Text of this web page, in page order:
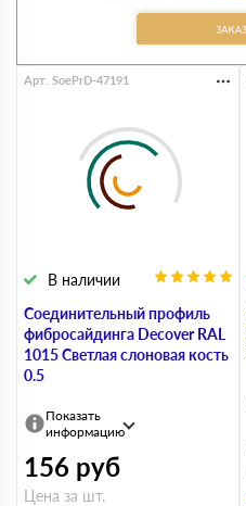
Соединительный профиль
фибросайдинга Decover RAL
1015 Светлая слоновая кость
0.5
В наличии
Арт. SoePrD-47191
Показать
информацию
156 руб
Цена за шт.